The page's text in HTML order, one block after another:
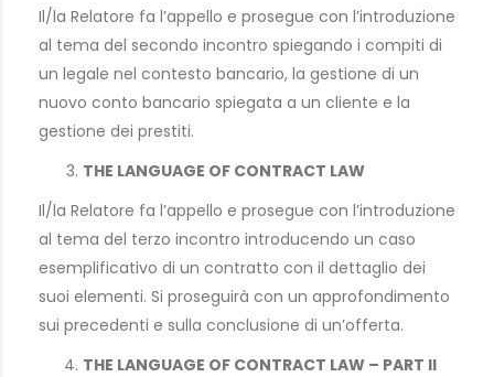
Il/la Relatore fa l’appello e prosegue con l’introduzione
al tema del secondo incontro spiegando i compiti di
un legale nel contesto bancario, la gestione di un
nuovo conto bancario spiegata a un cliente e la
gestione dei prestiti.
THE LANGUAGE OF CONTRACT LAW
Il/la Relatore fa l’appello e prosegue con l’introduzione
al tema del terzo incontro introducendo un caso
esemplificativo di un contratto con il dettaglio dei
suoi elementi. Si proseguirà con un approfondimento
sui precedenti e sulla conclusione di un’offerta.
THE LANGUAGE OF CONTRACT LAW – PART II